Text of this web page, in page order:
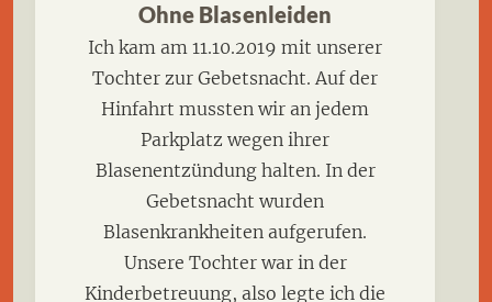
Ohne Blasenleiden
Ich kam am 11.10.2019 mit unserer
Tochter zur Gebetsnacht. Auf der
Hinfahrt mussten wir an jedem
Parkplatz wegen ihrer
Blasenentzündung halten. In der
Gebetsnacht wurden
Blasenkrankheiten aufgerufen.
Unsere Tochter war in der
Kinderbetreuung, also legte ich die